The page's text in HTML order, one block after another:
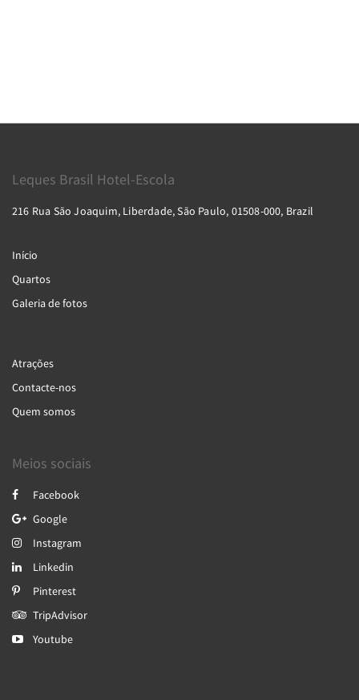
Leques Brasil Hotel-Escola
216 Rua São Joaquim, Liberdade, São Paulo, 01508-000, Brazil
Início
Quartos
Galeria de fotos
Atrações
Contacte-nos
Quem somos
Meios sociais
Facebook
Google
Instagram
Linkedin
Pinterest
TripAdvisor
Youtube